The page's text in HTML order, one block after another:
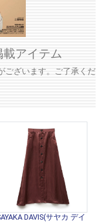
アイテム
ございます。ご了承くだ
DAVIS(サヤカ デイ